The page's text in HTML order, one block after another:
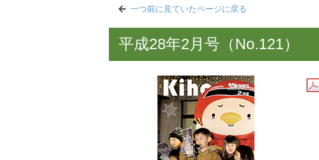
一つ前に見ていたページに戻る
平成28年2月号（No.121）